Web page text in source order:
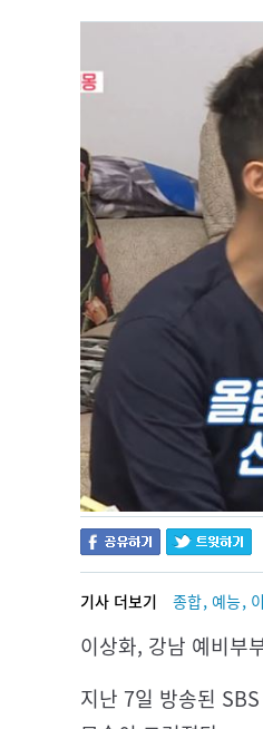
기사 더보기 종합, 예능,
이상화, 강남 예비부
지난 7일 방송된